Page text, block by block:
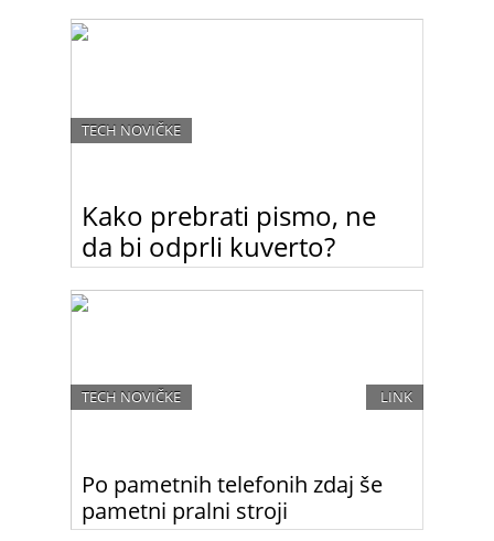
Kako prebrati pismo, ne
da bi odprli kuverto?
TECH NOVIČKE
žilico. Z novo pogruntavščino lahko na skrivaj
pokukate v kuverto, ne da bi jo pred tem odprli…
Po pametnih telefonih zdaj še
pametni pralni stroji
TECH NOVIČKE LINK